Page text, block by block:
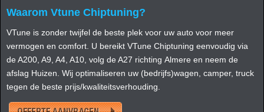
Waarom Vtune Chiptuning?
VTune is zonder twijfel de beste plek voor uw auto voor meer
vermogen en comfort. U bereikt VTune Chiptuning eenvoudig via
de A200, A9, A4, A10, volg de A27 richting Almere en neem de
afslag Huizen. Wij optimaliseren uw (bedrijfs)wagen, camper, truck
tegen de beste prijs/kwaliteitsverhouding.